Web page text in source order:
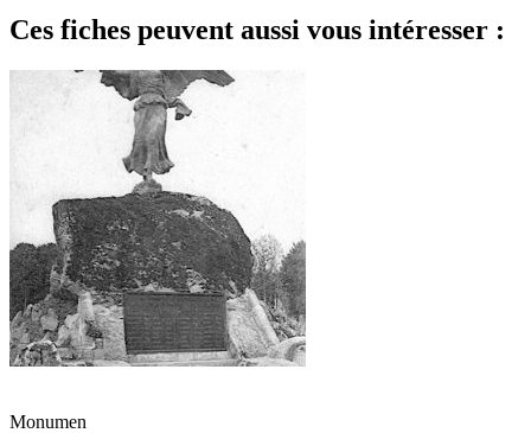
Ces fiches peuvent aussi vous intéresser :
Monumen